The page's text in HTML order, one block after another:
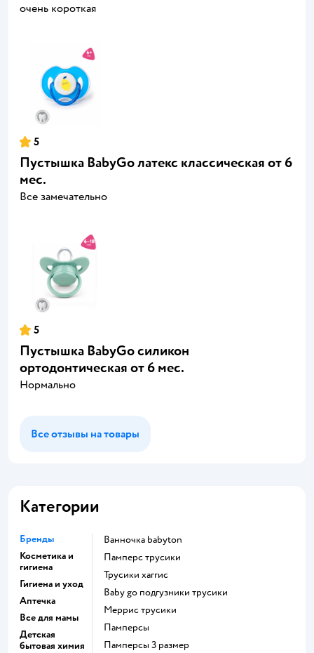
очень короткая
5
Пустышка BabyGo латекс классическая от 6
мес.
Все замечательно
5
Пустышка BabyGo силикон
ортодонтическая от 6 мес.
Нормально
Все отзывы на товары
Категории
Бренды
Косметика и
гигиена
Гигиена и уход
Аптечка
Все для мамы
Детская
бытовая химия
ванночка babyton
памперс трусики
трусики хаггис
baby go подгузники трусики
меррис трусики
памперсы
памперсы 3 размер